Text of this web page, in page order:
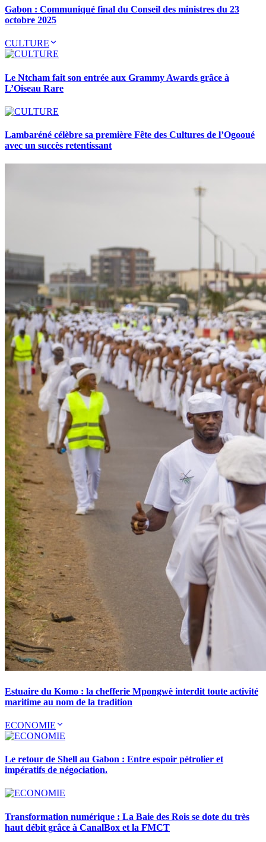
Gabon : Communiqué final du Conseil des ministres du 23
octobre 2025
CULTURE
Le Ntcham fait son entrée aux Grammy Awards grâce à
L’Oiseau Rare
Lambaréné célèbre sa première Fête des Cultures de l’Ogooué
avec un succès retentissant
Estuaire du Komo : la chefferie Mpongwè interdit toute activité
maritime au nom de la tradition
ECONOMIE
Le retour de Shell au Gabon : Entre espoir pétrolier et
impératifs de négociation.
Transformation numérique : La Baie des Rois se dote du très
haut débit grâce à CanalBox et la FMCT